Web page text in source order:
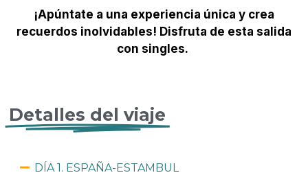
¡Apúntate a una experiencia única y crea
recuerdos inolvidables! Disfruta de esta salida
con singles.
Detalles del viaje
DÍA 1. ESPAÑA-ESTAMBUL